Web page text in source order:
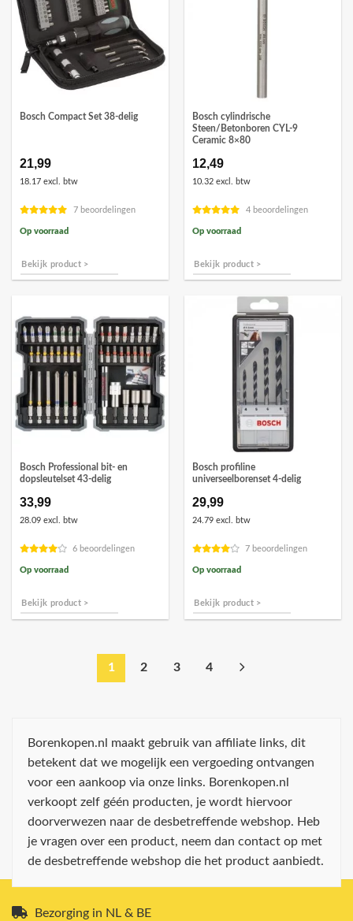
Bosch Compact Set 38-delig
21,99
18.17 excl. btw
7 beoordelingen
Op voorraad
Bekijk product >
Bosch cylindrische
Steen/Betonboren CYL-9
Ceramic 8×80
12,49
10.32 excl. btw
4 beoordelingen
Op voorraad
Bekijk product >
Bosch Professional bit- en
dopsleutelset 43-delig
33,99
28.09 excl. btw
6 beoordelingen
Op voorraad
Bekijk product >
Bosch profiline
universeelborenset 4-delig
29,99
24.79 excl. btw
7 beoordelingen
Op voorraad
Bekijk product >
1 2 3 4
Borenkopen.nl maakt gebruik van affiliate links, dit
betekent dat we mogelijk een vergoeding ontvangen
voor een aankoop via onze links. Borenkopen.nl
verkoopt zelf géén producten, je wordt hiervoor
doorverwezen naar de desbetreffende webshop. Heb
je vragen over een product, neem dan contact op met
de desbetreffende webshop die het product aanbiedt.
Bezorging in NL & BE